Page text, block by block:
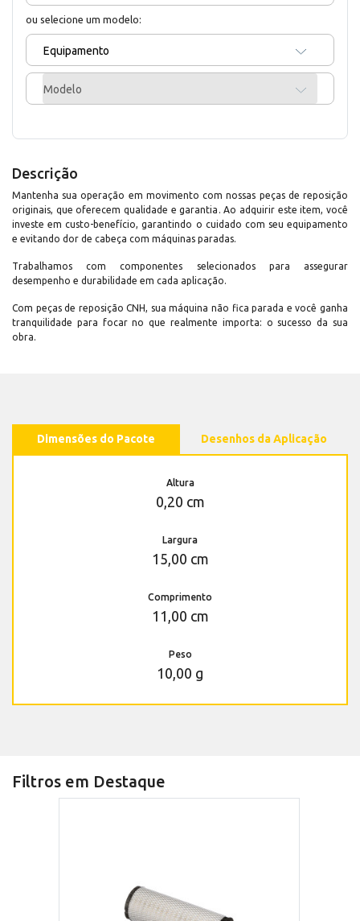
ou selecione um modelo:
Equipamento
Modelo
Descrição
Mantenha sua operação em movimento com nossas peças de reposição
originais, que oferecem qualidade e garantia. Ao adquirir este item, você
investe em custo-benefício, garantindo o cuidado com seu equipamento
e evitando dor de cabeça com máquinas paradas.
Trabalhamos com componentes selecionados para assegurar
desempenho e durabilidade em cada aplicação.
Com peças de reposição CNH, sua máquina não fica parada e você ganha
tranquilidade para focar no que realmente importa: o sucesso da sua
obra.
Dimensões do Pacote Desenhos da Aplicação
Altura
0,20 cm
Largura
15,00 cm
Comprimento
11,00 cm
Peso
10,00 g
Filtros em Destaque